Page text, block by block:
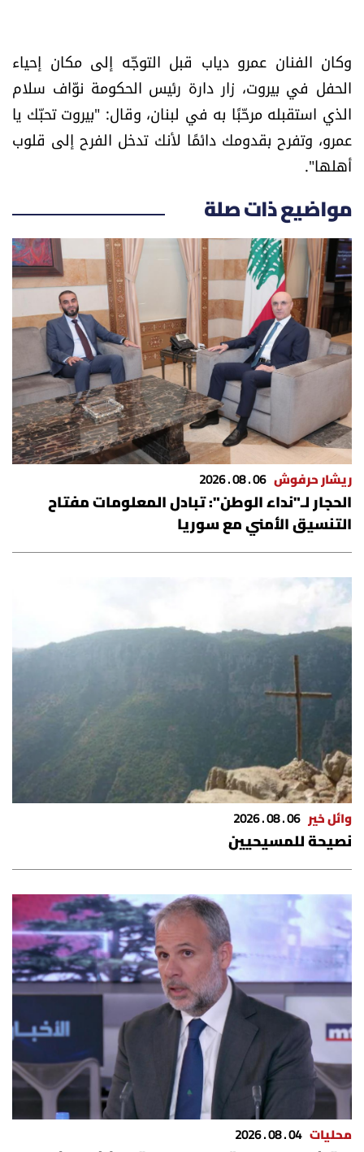
الرياضة
منوّعات
حظّك اليوم
للتاريخ
فيديو
من نحن
للتواصل معنا
شروط الاستخدام
شروط الإشتراك
Digital solutions by
وكان الفنان عمرو دياب قبل التوجّه إلى مكان إحياء
الحفل في بيروت، زاردارة رئيس الحكومة نوّاف سلام
الذي استقبله مرحّبًا به في لبنان، وقال: "بيروت تحبّك يا
عمرو، وتفرح بقدومك دائمًا لأنك تدخل الفرح إلى قلوب
أهلها".
مواضيع ذات صلة
ريشار حرفوش 06 . 08 . 2026
الحجار لـ"نداء الوطن": تبادل المعلومات مفتاح
التنسيق الأمني مع سوريا
وائل خير 06 . 08 . 2026
نصيحة للمسيحيين
محليات 04 . 08 . 2026